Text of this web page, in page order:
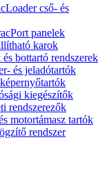
cső- és
panelek
karok
bottartó rendszerek
és jeladótartók
kiegészítők
rendszerezők
motortámasz tartók
rendszer